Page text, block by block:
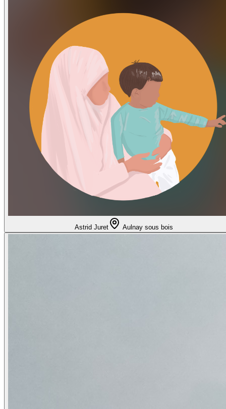
Astrid Juret Aulnay sous bois